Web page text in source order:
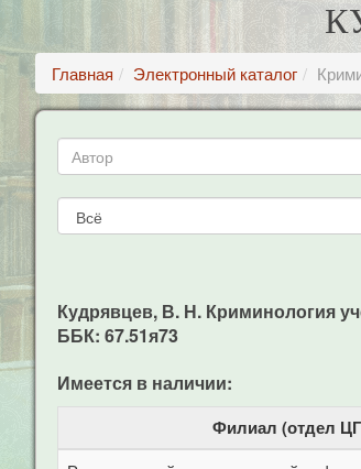
Главная Электронный каталог
Кудрявцев, В. Н. Криминология
ББК: 67.51я73
Имеется в наличии:
Филиал (отдел